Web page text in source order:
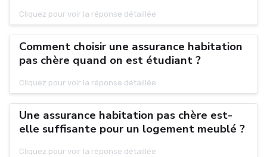
Cliquez pour voir la réponse détaillée
Comment choisir une assurance habitation
pas chère quand on est étudiant ?
Cliquez pour voir la réponse détaillée
Une assurance habitation pas chère est-
elle suffisante pour un logement meublé ?
Cliquez pour voir la réponse détaillée